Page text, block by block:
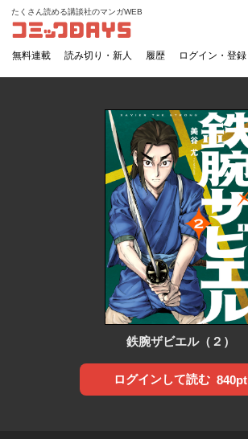
コミックDAYS
たくさん読める講談社のマンガWEB
無料連載 読み切り・新人 履歴 ログイン・登録
鉄腕ザビエル（２）
ログインして読む 840pt